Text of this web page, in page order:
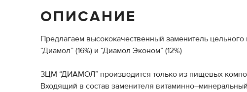
ОПИСАНИЕ
Предлагаем высококачественный заменитель
“Диамол” (16%) и “Диамол Эконом” (12%)
ЗЦМ “ДИАМОЛ” производится только из пищевых
Входящий в состав заменителя